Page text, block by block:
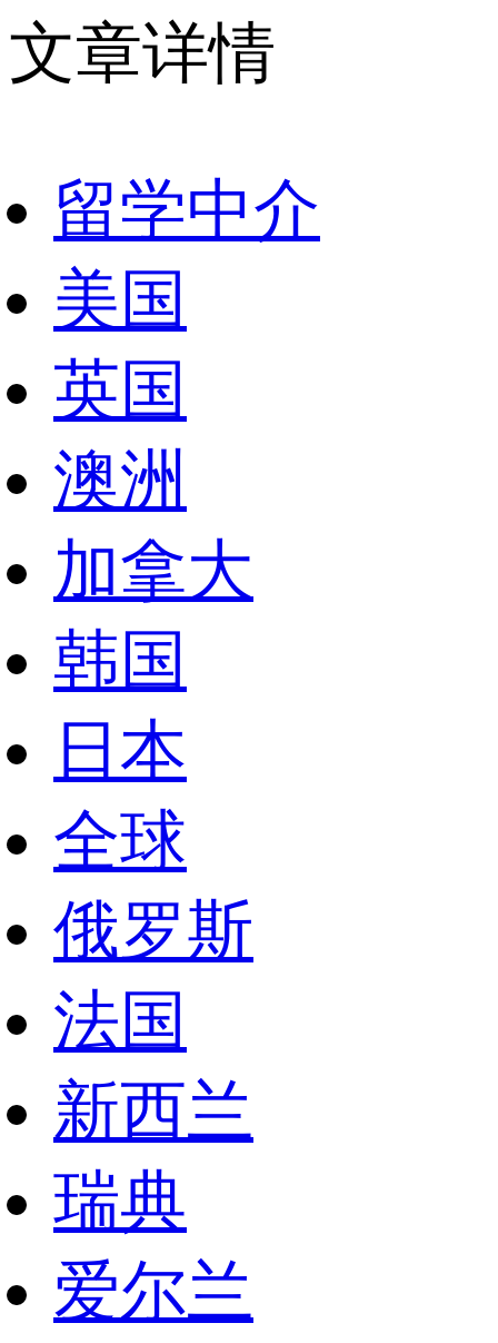
文章详情
留学中介
美国
英国
澳洲
加拿大
韩国
日本
全球
俄罗斯
法国
新西兰
瑞典
爱尔兰